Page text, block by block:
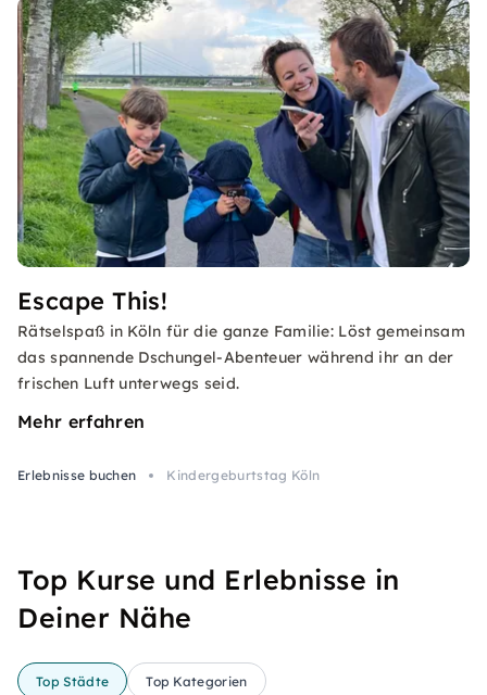
Escape This!
Rätselspaß in Köln für die ganze Familie: Löst gemeinsam
das spannende Dschungel-Abenteuer während ihr an der
frischen Luft unterwegs seid.
Mehr erfahren
Erlebnisse buchen Kindergeburtstag Köln
Top Kurse und Erlebnisse in
Deiner Nähe
Top Städte Top Kategorien